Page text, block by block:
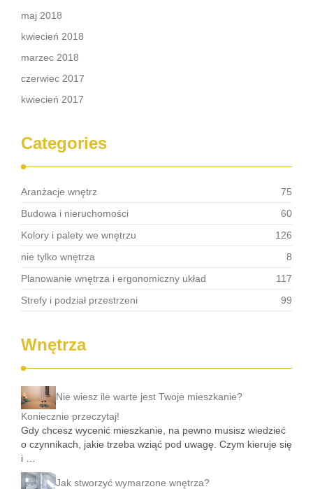
maj 2018
kwiecień 2018
marzec 2018
czerwiec 2017
kwiecień 2017
Categories
Aranżacje wnętrz
75
Budowa i nieruchomości
60
Kolory i palety we wnętrzu
126
nie tylko wnętrza
8
Planowanie wnętrza i ergonomiczny układ
117
Strefy i podział przestrzeni
99
Wnętrza
Nie wiesz ile warte jest Twoje mieszkanie?
Koniecznie przeczytaj!
Gdy chcesz wycenić mieszkanie, na pewno musisz wiedzieć
o czynnikach, jakie trzeba wziąć pod uwagę. Czym kieruje się
i …
Jak stworzyć wymarzone wnętrza?